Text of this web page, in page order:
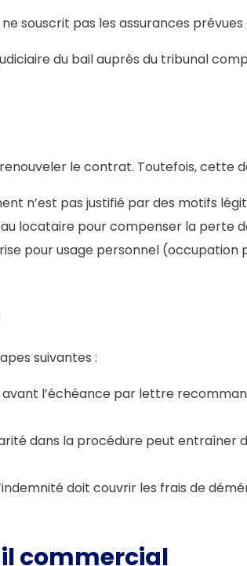
souscrit pas les assurances
du bail auprès du tribunal
le contrat. Toutefois, cette
n’est pas justifié par des motifs
locataire pour compenser la perte
pour usage personnel
suivantes :
avant l’échéance par lettre
dans la procédure peut entraîner
doit couvrir les frais de
commercial